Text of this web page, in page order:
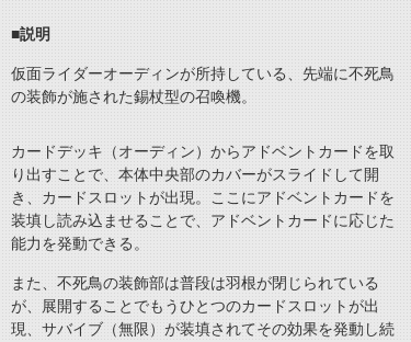
■説明
仮面ライダーオーディンが所持している、先端に不死鳥
の装飾が施された錫杖型の召喚機。
カードデッキ（オーディン）からアドベントカードを取
り出すことで、本体中央部のカバーがスライドして開
き、カードスロットが出現。ここにアドベントカードを
装填し読み込ませることで、アドベントカードに応じた
能力を発動できる。
また、不死鳥の装飾部は普段は羽根が閉じられている
が、展開することでもうひとつのカードスロットが出
現、サバイブ（無限）が装填されてその効果を発動し続